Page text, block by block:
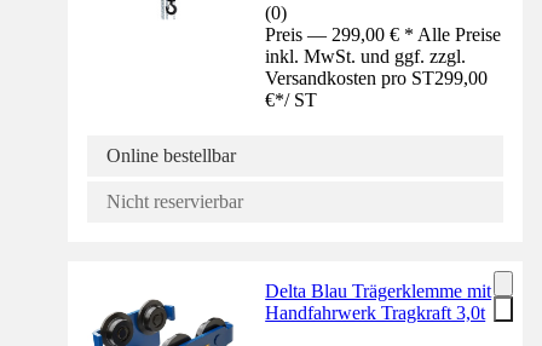
(0)
Preis — 299,00 € * Alle Preise
inkl. MwSt. und ggf. zzgl.
Versandkosten pro ST299,00
€*/ ST
Online bestellbar
Nicht reservierbar
Delta Blau Trägerklemme mit
Handfahrwerk Tragkraft 3,0t